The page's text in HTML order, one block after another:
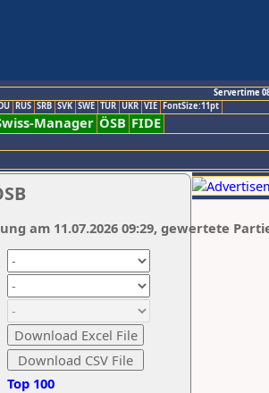
Servertime
RUS SRB SVK SWE TUR UKR VIE FontSize:11pt
Manager ÖSB FIDE
Top 100
am 11.07.2026 09:29, gewertete